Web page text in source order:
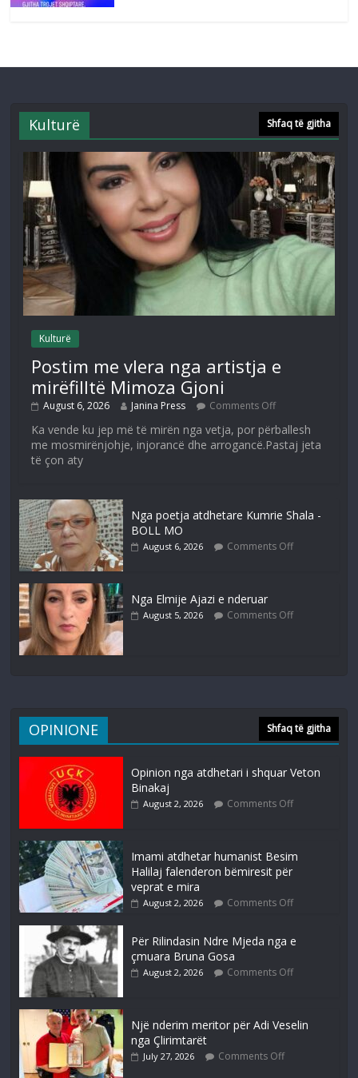
Kulturë Shfaq të gjitha
Kulturë
Postim me vlera nga artistja e
mirëfilltë Mimoza Gjoni
August 6, 2026 Janina Press Comments Off
Ka vende ku jep më të mirën nga vetja, por përballesh
me mosmirënjohje, injorancë dhe arrogancë.Pastaj jeta
të çon aty
Nga poetja atdhetare Kumrie Shala -
BOLL MO
August 6, 2026 Comments Off
Nga Elmije Ajazi e nderuar
August 5, 2026 Comments Off
OPINIONE Shfaq të gjitha
Opinion nga atdhetari i shquar Veton
Binakaj
August 2, 2026 Comments Off
Imami atdhetar humanist Besim
Halilaj falenderon bëmiresit për
veprat e mira
August 2, 2026 Comments Off
Për Rilindasin Ndre Mjeda nga e
çmuara Bruna Gosa
August 2, 2026 Comments Off
Një nderim meritor për Adi Veselin
nga Çlirimtarët
July 27, 2026 Comments Off